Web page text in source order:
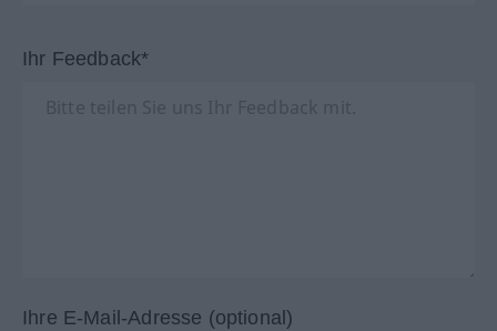
Ihr Feedback*
Ihre E-Mail-Adresse (optional)